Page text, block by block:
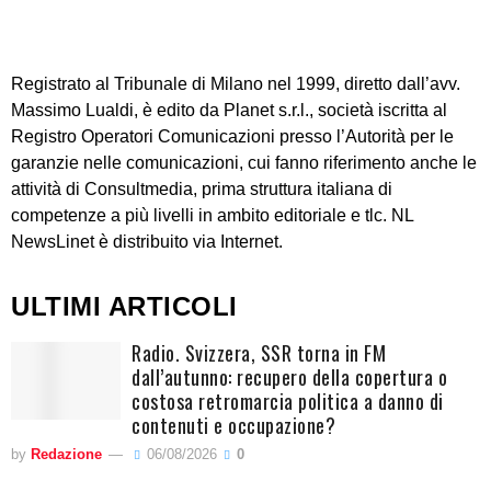
Registrato al Tribunale di Milano nel 1999, diretto dall’avv.
Massimo Lualdi, è edito da Planet s.r.l., società iscritta al
Registro Operatori Comunicazioni presso l’Autorità per le
garanzie nelle comunicazioni, cui fanno riferimento anche le
attività di Consultmedia, prima struttura italiana di
competenze a più livelli in ambito editoriale e tlc. NL
NewsLinet è distribuito via Internet.
ULTIMI ARTICOLI
Radio. Svizzera, SSR torna in FM
dall’autunno: recupero della copertura o
costosa retromarcia politica a danno di
contenuti e occupazione?
by Redazione 06/08/2026 0